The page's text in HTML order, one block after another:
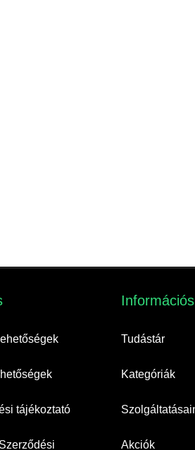
tájékoztató
Tudástár
Kategóriák
Akciók